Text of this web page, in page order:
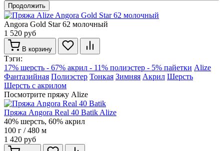
Продолжить
Angora Gold Star 62 молочный
1 520 руб
В корзину
Тэги:
17% шерсть - 67% акрил - 11% полиэстер - 5% пайетки Alize
Фантазийная Полиэстер Тонкая Зимняя Акрил Шерсть
Шерсть с акрилом
Посмотрите пряжу Alize
Пряжа Angora Real 40 Batik Alize
40% шерсть, 60% акрил
100 г / 480 м
1 420 руб